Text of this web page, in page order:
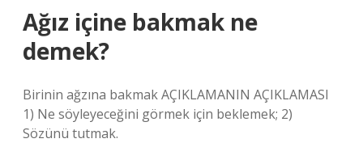
Ağız içine bakmak ne
demek?
Birinin ağzına bakmak AÇIKLAMANIN AÇIKLAMASI
1) Ne söyleyeceğini görmek için beklemek; 2)
Sözünü tutmak.